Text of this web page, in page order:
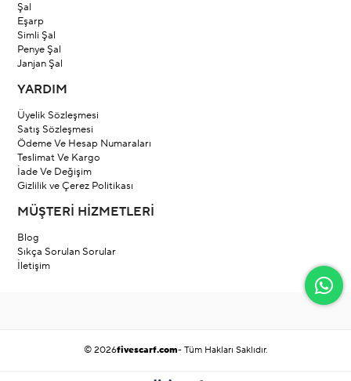
Şal
Eşarp
Simli Şal
Penye Şal
Janjan Şal
YARDIM
Üyelik Sözleşmesi
Satış Sözleşmesi
Ödeme Ve Hesap Numaraları
Teslimat Ve Kargo
İade Ve Değişim
Gizlilik ve Çerez Politikası
MÜŞTERİ HİZMETLERİ
Blog
Sıkça Sorulan Sorular
İletişim
© 2026fivescarf.com- Tüm Hakları Saklıdır.